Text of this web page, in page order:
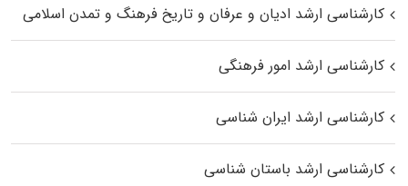
کارشناسی ارشد ادیان و عرفان و تاریخ فرهنگ و تمدن اسلامی
کارشناسی ارشد امور فرهنگی
کارشناسی ارشد ایران شناسی
کارشناسی ارشد باستان شناسی